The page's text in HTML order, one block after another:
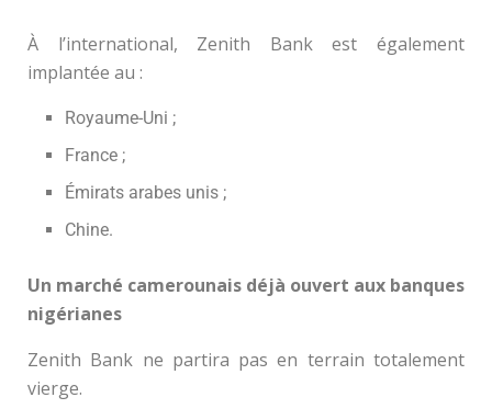
À l’international, Zenith Bank est également
implantée au :
Royaume-Uni ;
France ;
Émirats arabes unis ;
Chine.
Un marché camerounais déjà ouvert aux banques
nigérianes
Zenith Bank ne partira pas en terrain totalement
vierge.